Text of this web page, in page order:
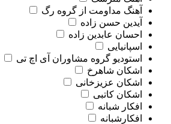
آهنگ مداومت از گروه رگ
آیدین حسن زاده
احسان عابدین زاده
اسپانیایی
استودیو گروه مشاوران آی اچ تی
اشکان شاهرخ
اشکان عزیزخانی
اشکان کاتبی
افکار شبانه
افکارشبانه